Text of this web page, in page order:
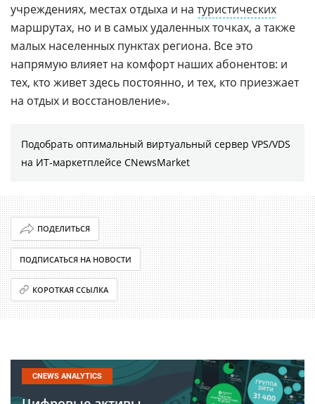
учреждениях, местах отдыха и на туристических
маршрутах, но и в самых удаленных точках, а также
малых населенных пунктах региона. Все это
напрямую влияет на комфорт наших абонентов: и
тех, кто живет здесь постоянно, и тех, кто приезжает
на отдых и восстановление».
Подобрать оптимальный виртуальный сервер VPS/VDS
на ИТ-маркетплейсе CNewsMarket
ПОДЕЛИТЬСЯ
ПОДПИСАТЬСЯ НА НОВОСТИ
КОРОТКАЯ ССЫЛКА
CNEWS ANALYTICS